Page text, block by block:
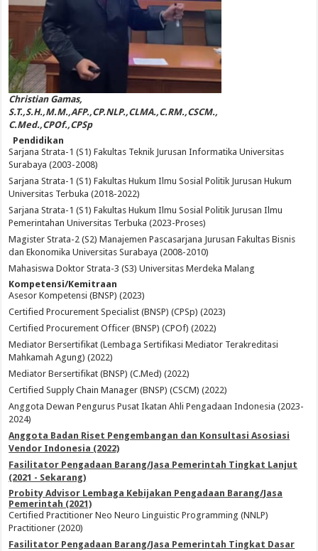
Christian Gamas,
S.T.,S.H.,M.M.,AFP.,CP.NLP.,CLMA.,C.RM.,CSCM.,
C.Med.,CPOf.,CPSp
Pendidikan
Sarjana Strata-1 (S1) Fakultas Teknik Jurusan Informatika Universitas
Surabaya (2003-2008)
Sarjana Strata-1 (S1) Fakultas Hukum Ilmu Sosial Politik Jurusan Hukum
Universitas Terbuka (2018-2022)
Sarjana Strata-1 (S1) Fakultas Hukum Ilmu Sosial Politik Jurusan Ilmu
Pemerintahan Universitas Terbuka (2023-Proses)
Magister Strata-2 (S2) Manajemen Pascasarjana Jurusan Fakultas Bisnis
dan Ekonomika Universitas Surabaya (2008-2010)
Mahasiswa Doktor Strata-3 (S3) Universitas Merdeka Malang
Kompetensi/Kemitraan
Asesor Kompetensi (BNSP) (2023)
Certified Procurement Specialist (BNSP) (CPSp) (2023)
Certified Procurement Officer (BNSP) (CPOf) (2022)
Mediator Bersertifikat (Lembaga Sertifikasi Mediator Terakreditasi
Mahkamah Agung) (2022)
Mediator Bersertifikat (BNSP) (C.Med) (2022)
Certified Supply Chain Manager (BNSP) (CSCM) (2022)
Anggota Dewan Pengurus Pusat Ikatan Ahli Pengadaan Indonesia (2023-
2024)
Anggota Badan Riset Pengembangan dan Konsultasi Asosiasi
Vendor Indonesia (2022)
Fasilitator Pengadaan Barang/Jasa Pemerintah Tingkat Lanjut
(2021 - Sekarang)
Probity Advisor Lembaga Kebijakan Pengadaan Barang/Jasa
Pemerintah (2021)
Certified Practitioner Neo Neuro Linguistic Programming (NNLP)
Practitioner (2020)
Fasilitator Pengadaan Barang/Jasa Pemerintah Tingkat Dasar